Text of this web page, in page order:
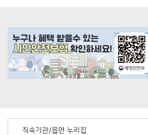
직속기관/읍면 누리집